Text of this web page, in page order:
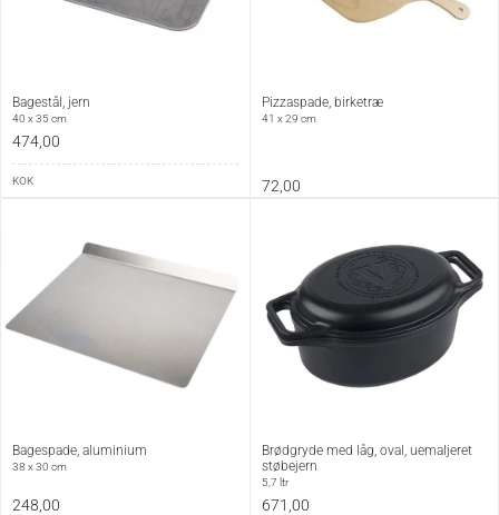
Bagestål, jern
40 x 35 cm
474,00
KOK
Pizzaspade, birketræ
41 x 29 cm
72,00
Bagespade, aluminium
38 x 30 cm
248,00
Brødgryde med låg, oval, uemaljeret
støbejern
5,7 ltr
671,00